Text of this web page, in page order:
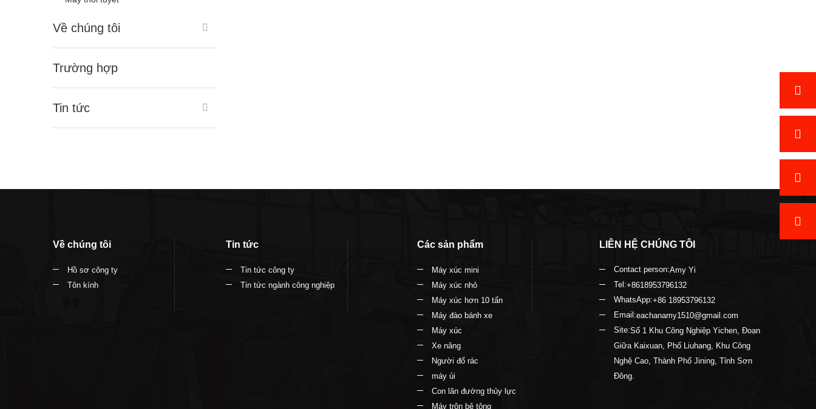
Về chúng tôi
Trường hợp
Tin tức
Về chúng tôi
Hồ sơ công ty
Tôn kính
Tin tức
Tin tức công ty
Tin tức ngành công nghiệp
Các sản phẩm
Máy xúc mini
Máy xúc nhỏ
Máy xúc hơn 10 tấn
Máy đào bánh xe
Máy xúc
Xe nâng
Người đổ rác
máy ủi
Con lăn đường thủy lực
Máy trộn bê tông
LIÊN HỆ CHÚNG TÔI
Contact person:Amy Yi
Tel:+8618953796132
WhatsApp:+86 18953796132
Email:eachanamy1510@gmail.com
Site:Số 1 Khu Công Nghiệp Yichen, Đoạn
Giữa Kaixuan, Phố Liuhang, Khu Công
Nghệ Cao, Thành Phố Jining, Tỉnh Sơn
Đông.